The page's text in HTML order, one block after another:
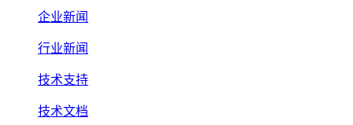
企业新闻
行业新闻
技术支持
技术文档